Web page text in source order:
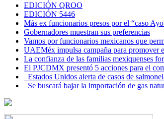
EDICIÓN QROO
EDICIÓN 5446
Más ex funcionarios presos por el “caso
Gobernadores muestran sus preferencias
Vamos por funcionarios mexicanos que
UAEMéx impulsa campaña para promover
La confianza de las familias mexiquenses
El PJCDMX presentó 5 acciones para el
Estados Unidos alerta de casos de
Se buscará bajar la importación de gas